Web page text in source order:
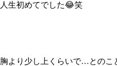
人生初めてでした😂笑
胸より少し上くらいで…とのこ